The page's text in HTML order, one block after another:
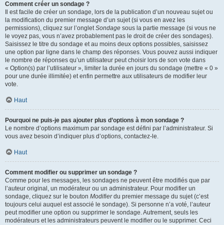
Comment créer un sondage ?
Il est facile de créer un sondage, lors de la publication d’un nouveau sujet ou
la modification du premier message d’un sujet (si vous en avez les
permissions), cliquez sur l’ongletSondage sous la partie message (si vous ne
le voyez pas, vous n’avez probablement pas le droit de créer des sondages).
Saisissez le titre du sondage et au moins deux options possibles, saisissez
une option par ligne dans le champ des réponses. Vous pouvez aussi indiquer
le nombre de réponses qu’un utilisateur peut choisir lors de son vote dans
« Option(s) par l’utilisateur », limiter la durée en jours du sondage (mettre « 0 »
pour une durée illimitée) et enfin permettre aux utilisateurs de modifier leur
vote.
Haut
Pourquoi ne puis-je pas ajouter plus d’options à mon sondage ?
Le nombre d’options maximum par sondage est défini par l’administrateur. Si
vous avez besoin d’indiquer plus d’options, contactez-le.
Haut
Comment modifier ou supprimer un sondage ?
Comme pour les messages, les sondages ne peuvent être modifiés que par
l’auteur original, un modérateur ou un administrateur. Pour modifier un
sondage, cliquez sur le bouton Modifierdu premier message du sujet (c’est
toujours celui auquel est associé le sondage). Si personne n’a voté, l’auteur
peut modifier une option ou supprimer le sondage. Autrement, seuls les
modérateurs et les administrateurs peuvent le modifier ou le supprimer. Ceci